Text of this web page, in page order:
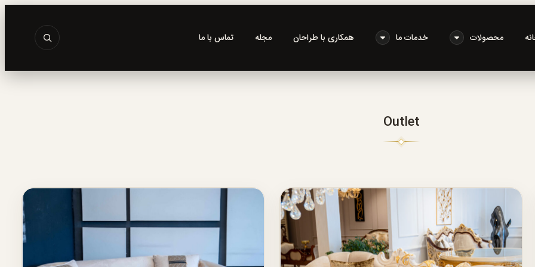
محصولات خدمات ما همکاری با طراحان مجله تماس با ما
Outlet